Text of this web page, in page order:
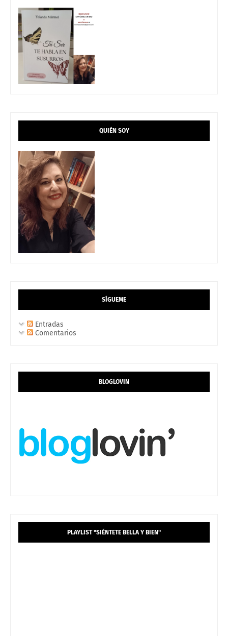
QUIÉN SOY
SÍGUEME
Entradas
Comentarios
BLOGLOVIN
PLAYLIST "SIÉNTETE BELLA Y BIEN"